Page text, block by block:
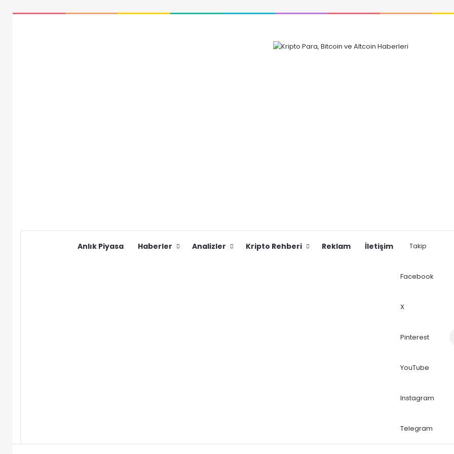
Anlık Piyasa Haberler Analizler Kripto Rehberi Reklam İletişim Takip
Facebook
X
Pinterest
YouTube
Instagram
Telegram